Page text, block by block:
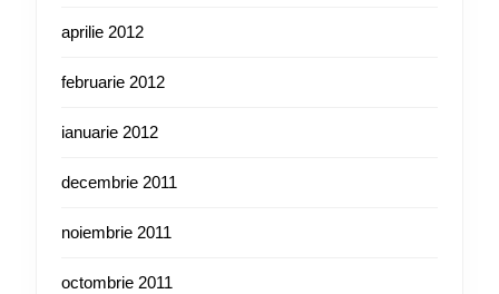
aprilie 2012
februarie 2012
ianuarie 2012
decembrie 2011
noiembrie 2011
octombrie 2011